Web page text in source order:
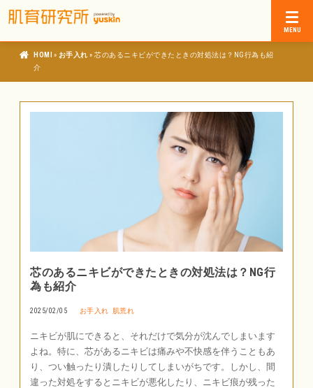
肌育研究所
» お手入れ » 芯のあるニキビができたときの対処法は？NG行為も紹
介
芯のあるニキビができたときの対処法は？NG行
為も紹介
2025/02/05 お手入れ 肌荒れ
ニキビが肌にできると、それだけで気分が沈んでしまいます
よね。特に、芯があるニキビは痛みや不快感を伴うこともあ
り、つい触ったり潰したりしてしまいがちです。しかし、間
違った対処をするとニキビが悪化したり、ニキビ痕が残った